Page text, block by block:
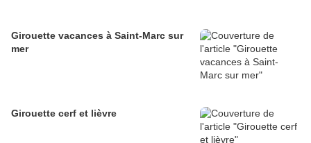
Girouette vacances à Saint-Marc sur
mer
Girouette cerf et lièvre